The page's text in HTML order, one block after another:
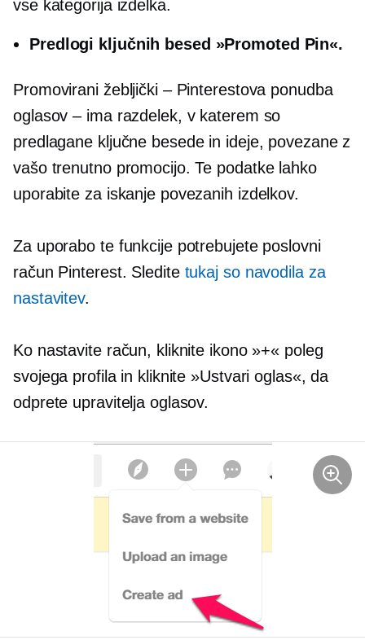
vse kategorija izdelka.
Predlogi ključnih besed »Promoted Pin«.
Promovirani žebljički – Pinterestova ponudba
oglasov – ima razdelek, v katerem so
predlagane ključne besede in ideje, povezane z
vašo trenutno promocijo. Te podatke lahko
uporabite za iskanje povezanih izdelkov.
Za uporabo te funkcije potrebujete poslovni
račun Pinterest. Sledite tukaj so navodila za
nastavitev.
Ko nastavite račun, kliknite ikono »+« poleg
svojega profila in kliknite »Ustvari oglas«, da
odprete upravitelja oglasov.